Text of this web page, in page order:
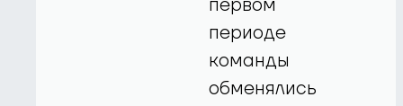
первом
периоде
команды
обменялись